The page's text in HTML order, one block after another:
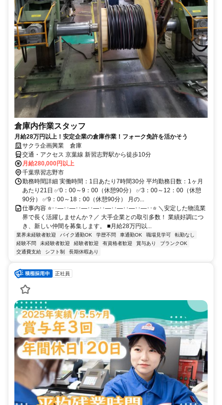
倉庫内作業スタッフ
月給28万円以上！安定企業の倉庫作業！フォーク免許を活かそう
サクラ企画興業 倉庫
交通・アクセス 京葉線 新習志野駅から徒歩10分
月給280,000円以上
千葉県習志野市
勤務時間詳細 実働時間：1日あたり7時間30分 平均勤務日数：1ヶ月
あたり21日 ✅0：00～9：00（休憩90分） ✅3：00～12：00（休憩
90分） ✅9：00～18：00（休憩90分） 月の...
仕事内容 ⭐･･―･･―･･―･･―･･―･･―･･―･･―･･⭐ ＼安定した物流業
界で長く活躍しませんか？／ 大手企業との取引多数！ 業績好調につ
き、新しい仲間を募集します。 ■月給28万円以...
業界未経験者歓迎 バイク通勤OK 学歴不問 車通勤OK 職場見学可
転勤なし
経験不問
未経験者歓迎 経験者歓迎 有資格者歓迎 賞与あり
ブランクOK
交通費支給
シフト制 長期休暇あり
正社員